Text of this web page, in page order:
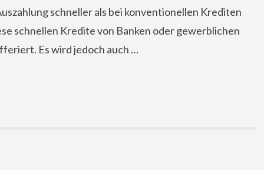
schneller als bei konventionellen Krediten
schnellen Kredite von Banken oder gewerblichen
Es wird jedoch auch …